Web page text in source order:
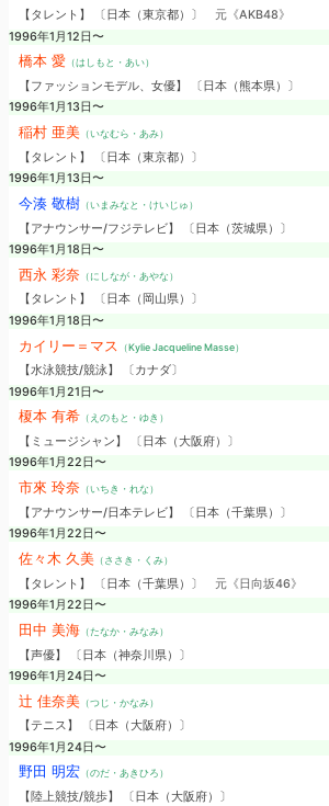
【タレント】 〔日本（東京都）〕 元《AKB48》
1996年1月12日〜
橋本 愛（はしもと・あい）
【ファッションモデル、女優】 〔日本（熊本県）〕
1996年1月13日〜
稲村 亜美（いなむら・あみ）
【タレント】 〔日本（東京都）〕
1996年1月13日〜
今湊 敬樹（いまみなと・けいじゅ）
【アナウンサー/フジテレビ】 〔日本（茨城県）〕
1996年1月18日〜
西永 彩奈（にしなが・あやな）
【タレント】 〔日本（岡山県）〕
1996年1月18日〜
カイリー＝マス （Kylie Jacqueline Masse）
【水泳競技/競泳】 〔カナダ〕
1996年1月21日〜
榎本 有希（えのもと・ゆき）
【ミュージシャン】 〔日本（大阪府）〕
1996年1月22日〜
市來 玲奈（いちき・れな）
【アナウンサー/日本テレビ】 〔日本（千葉県）〕
1996年1月22日〜
佐々木 久美（ささき・くみ）
【タレント】 〔日本（千葉県）〕 元《日向坂46》
1996年1月22日〜
田中 美海（たなか・みなみ）
【声優】 〔日本（神奈川県）〕
1996年1月24日〜
辻 佳奈美（つじ・かなみ）
【テニス】 〔日本（大阪府）〕
1996年1月24日〜
野田 明宏（のだ・あきひろ）
【陸上競技/競歩】 〔日本（大阪府）〕